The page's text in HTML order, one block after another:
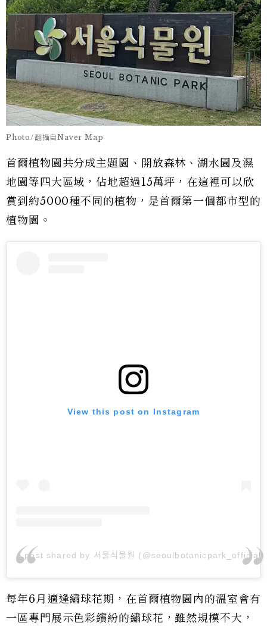
Photo/翻攝自Naver Map
首爾植物園共分成主題園、開放森林、湖水園及濕
地園等四大區域，佔地超過15萬坪，在這裡可以欣
賞到約5000種不同的植物，是首爾第一個都市型的
植物園。
View this post on Instagram
A post shared by 서울식물원 (@seoulbotanicpark_official)
每年6月適逢繡球花期，在首爾植物園內的溫室會有
一區專門展示色彩繽紛的繡球花，雖然規模不大，